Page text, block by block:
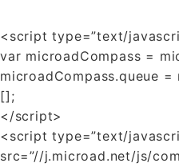
<script type=”text/
var microadCompass =
microadCompass.queue =
[];
</script>
<script type=”text/
src=”//j.microad.net/js/